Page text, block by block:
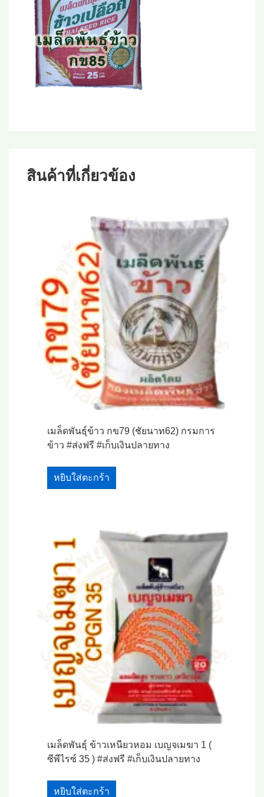
สินค้าที่เกี่ยวข้อง
เมล็ดพันธุ์ข้าว กข79 (ชัยนาท62) กรมการ
ข้าว #ส่งฟรี #เก็บเงินปลายทาง
หยิบใส่ตะกร้า
เมล็ดพันธุ์ ข้าวเหนียวหอม เบญจเมฆา 1 (
ซีพีไรซ์ 35 ) #ส่งฟรี #เก็บเงินปลายทาง
หยิบใส่ตะกร้า